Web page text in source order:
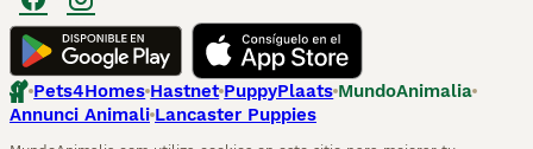
Pets4Homes Hastnet PuppyPlaats MundoAnimalia
Annunci Animali Lancaster Puppies